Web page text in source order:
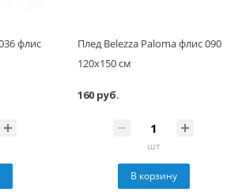
флис
Плед Belezza Paloma флис 090
120х150 см
160 руб.
шт
В корзину